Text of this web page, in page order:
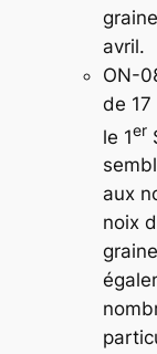
avril.
ON-
de
le 1er
aux
noix